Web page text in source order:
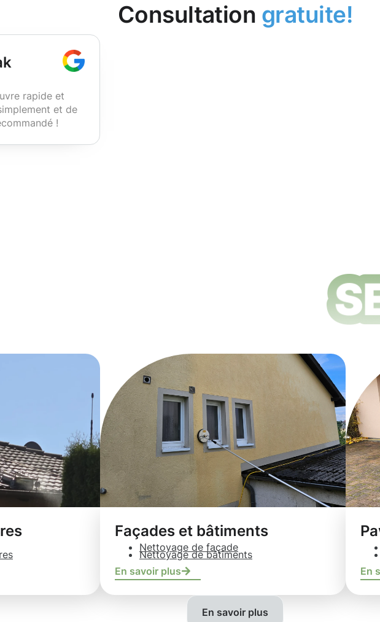
Consultation gratuite!
rapide et
et de
!
Façades et bâtiments
Nettoyage de façade
Nettoyage de bâtiments
En savoir plus
En
En savoir plus